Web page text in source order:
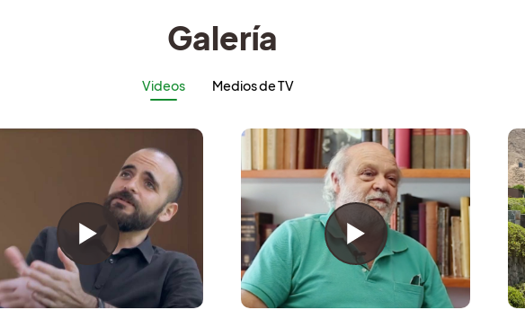
Galería
Videos Medios de TV